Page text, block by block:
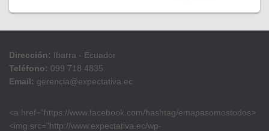
Dirección: Ibarra - Ecuador
Teléfono: 099 718 4835
Email: gerencia@expectativa.ec
<a href=”https://www.facebook.com/hashtag/emapasomostodos>
<img src=”http://www.expectativa.ec/wp-